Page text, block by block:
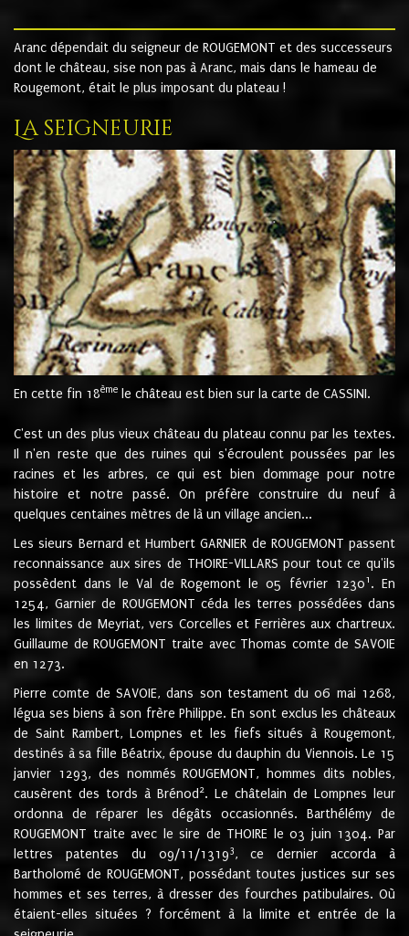
Aranc dépendait du seigneur de ROUGEMONT et des successeurs
dont le château, sise non pas à Aranc, mais dans le hameau de
Rougemont, était le plus imposant du plateau !
La seigneurie
En cette fin 18ème le château est bien sur la carte de CASSINI.
C'est un des plus vieux château du plateau connu par les textes.
Il n'en reste que des ruines qui s'écroulent poussées par les
racines et les arbres, ce qui est bien dommage pour notre
histoire et notre passé. On préfère construire du neuf à
quelques centaines mètres de là un village ancien...
Les sieurs Bernard et Humbert GARNIER de ROUGEMONT passent
reconnaissance aux sires de THOIRE-VILLARS pour tout ce qu'ils
possèdent dans le Val de Rogemont le 05 février 12301 . En
1254, Garnier de ROUGEMONT céda les terres possédées dans
les limites de Meyriat, vers Corcelles et Ferrières aux chartreux.
Guillaume de ROUGEMONT traite avec Thomas comte de SAVOIE
en 1273.
Pierre comte de SAVOIE, dans son testament du 06 mai 1268,
légua ses biens à son frère Philippe. En sont exclus les châteaux
de Saint Rambert, Lompnes et les fiefs situés à Rougemont,
destinés à sa fille Béatrix, épouse du dauphin du Viennois. Le 15
janvier 1293, des nommés ROUGEMONT, hommes dits nobles,
causèrent des tords à Brénod 2. Le châtelain de Lompnes leur
ordonna de réparer les dégâts occasionnés. Barthélémy de
ROUGEMONT traite avec le sire de THOIRE le 03 juin 1304. Par
lettres patentes du 09/11/13193, ce dernier accorda à
Bartholomé de ROUGEMONT, possédant toutes justices sur ses
hommes et ses terres, à dresser des fourches patibulaires. Où
étaient-elles situées ? forcément à la limite et entrée de la